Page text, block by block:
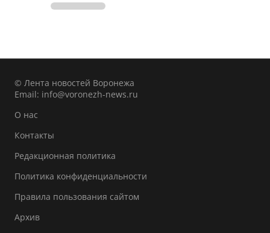
© Лента новостей Воронежа
Email: info@voronezh-news.ru
О нас
Контакты
Редакционная политика
Политика конфиденциальности
Правила пользования сайтом
Архив